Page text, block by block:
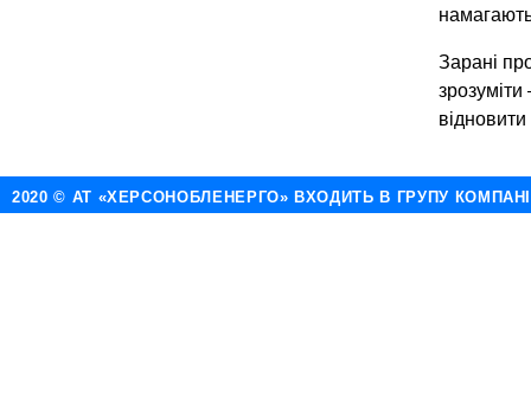
Зарані
2020 © АТ «ХЕРСОНОБЛЕНЕРГО» ВХОДИТЬ В ГРУПУ